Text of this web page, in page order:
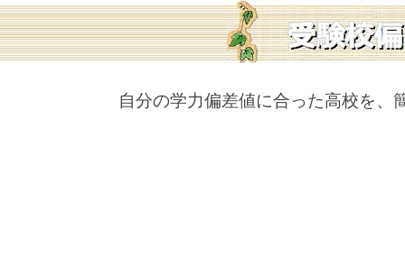
自分の学力偏差値に合った高校を、